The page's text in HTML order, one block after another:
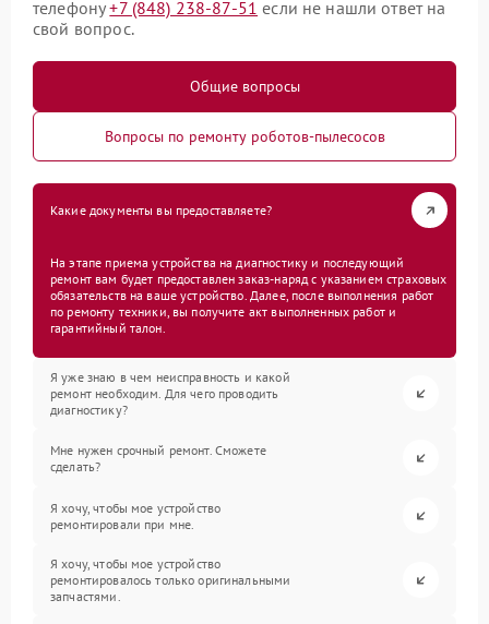
телефону+7 (848) 238-87-51 если не нашли ответ на
свой вопрос.
Общие вопросы
Вопросы по ремонту роботов-пылесосов
Какие документы вы предоставляете?
На этапе приема устройства на диагностику и последующий
ремонт вам будет предоставлен заказ-наряд с указанием страховых
обязательств на ваше устройство. Далее, после выполнения работ
по ремонту техники, вы получите акт выполненных работ и
гарантийный талон.
Я уже знаю в чем неисправность и какой
ремонт необходим. Для чего проводить
диагностику?
Мне нужен срочный ремонт. Сможете
сделать?
Я хочу, чтобы мое устройство
ремонтировали при мне.
Я хочу, чтобы мое устройство
ремонтировалось только оригинальными
запчастями.